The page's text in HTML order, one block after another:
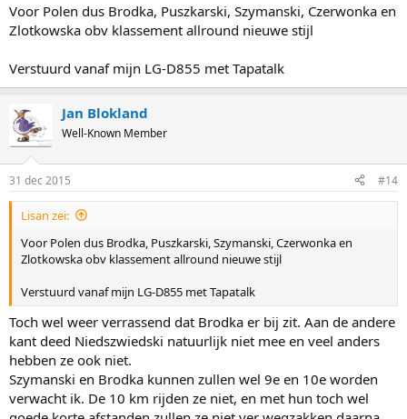
Voor Polen dus Brodka, Puszkarski, Szymanski, Czerwonka en
Zlotkowska obv klassement allround nieuwe stijl
Verstuurd vanaf mijn LG-D855 met Tapatalk
Jan Blokland
Well-Known Member
31 dec 2015 #14
Lisan zei:
Voor Polen dus Brodka, Puszkarski, Szymanski, Czerwonka en
Zlotkowska obv klassement allround nieuwe stijl
Verstuurd vanaf mijn LG-D855 met Tapatalk
Toch wel weer verrassend dat Brodka er bij zit. Aan de andere
kant deed Niedszwiedski natuurlijk niet mee en veel anders
hebben ze ook niet.
Szymanski en Brodka kunnen zullen wel 9e en 10e worden
verwacht ik. De 10 km rijden ze niet, en met hun toch wel